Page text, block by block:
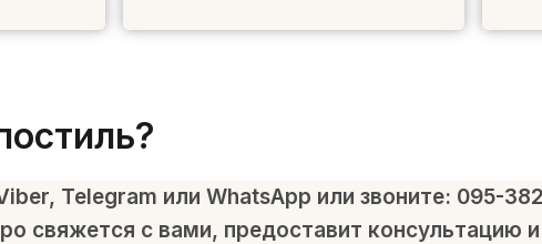
Telegram или WhatsApp или звоните: 095-
свяжется с вами, предоставит консультацию